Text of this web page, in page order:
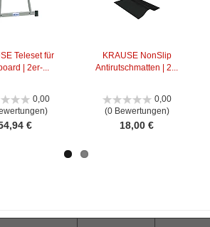
Teleset für
| 2er-...
0,00
€
KRAUSE NonSlip
Antirutschmatten | 2...
0,00
(0 Bewertungen)
18,00 €